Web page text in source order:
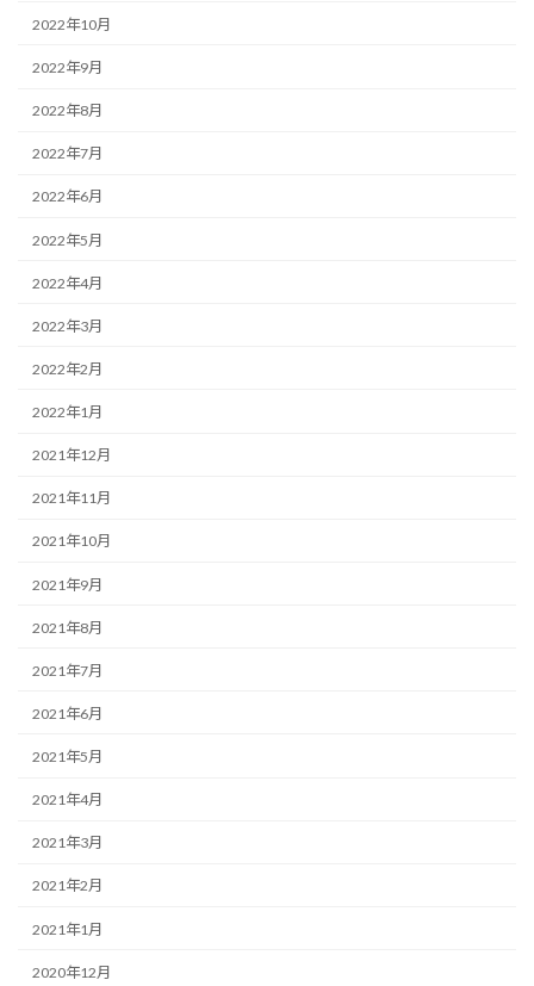
2022年10月
2022年9月
2022年8月
2022年7月
2022年6月
2022年5月
2022年4月
2022年3月
2022年2月
2022年1月
2021年12月
2021年11月
2021年10月
2021年9月
2021年8月
2021年7月
2021年6月
2021年5月
2021年4月
2021年3月
2021年2月
2021年1月
2020年12月